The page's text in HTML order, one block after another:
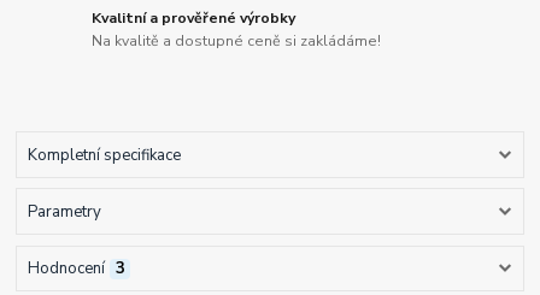
Kvalitní a prověřené výrobky
Na kvalitě a dostupné ceně si zakládáme!
Kompletní specifikace
Parametry
Hodnocení 3